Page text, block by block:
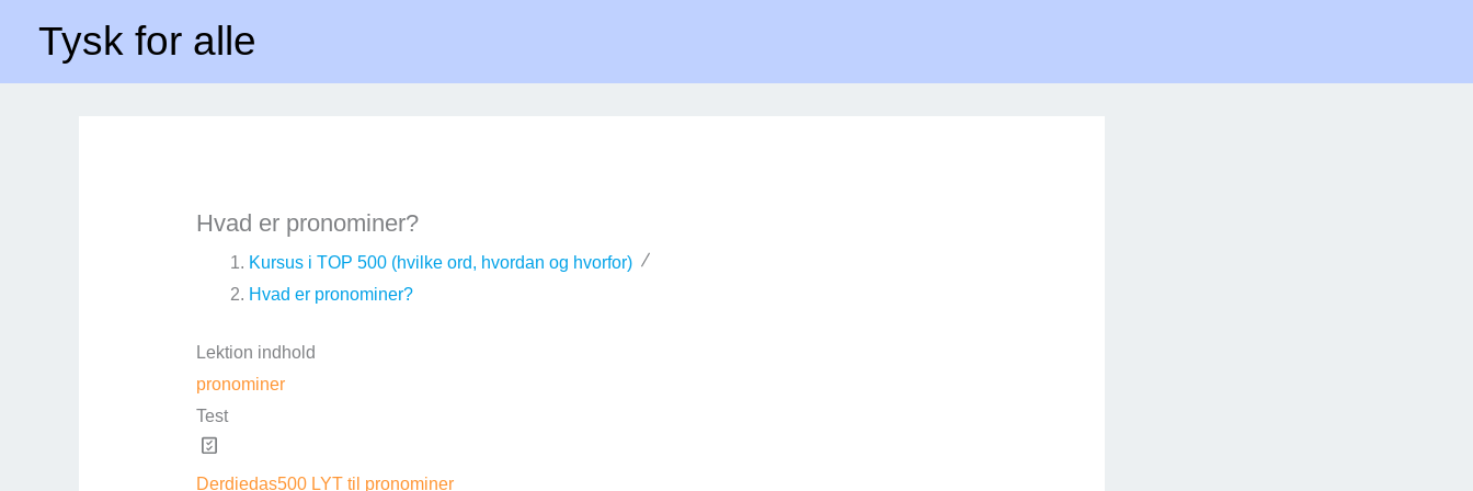
Tysk for alle
Forside Hvad er pronominer?
Hvad er pronominer?
Kursus i TOP 500 (hvilke ord, hvordan og hvorfor)
Hvad er pronominer?
Lektion indhold
pronominer
Test
Derdiedas500 LYT til pronominer